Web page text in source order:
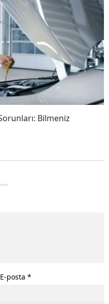
Bilmeniz
E-posta*